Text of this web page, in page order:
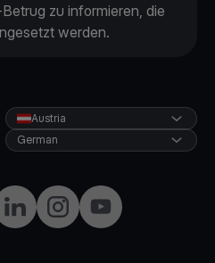
zu informieren, die
werden.
LinkedInInstagramYouTube
Austria
German